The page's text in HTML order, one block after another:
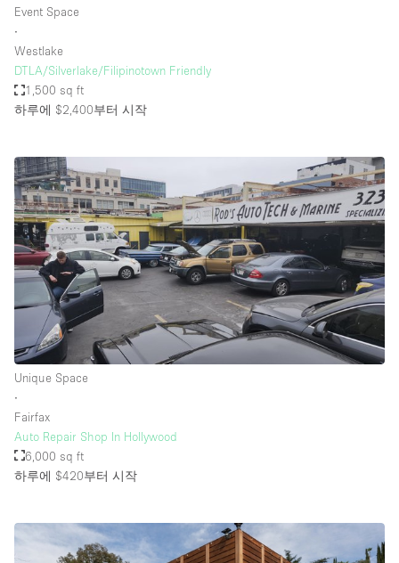
Event Space
∙
Westlake
DTLA/Silverlake/Filipinotown Friendly
1,500 sq ft
하루에 $2,400부터 시작
Unique Space
∙
Fairfax
Auto Repair Shop In Hollywood
6,000 sq ft
하루에 $420부터 시작